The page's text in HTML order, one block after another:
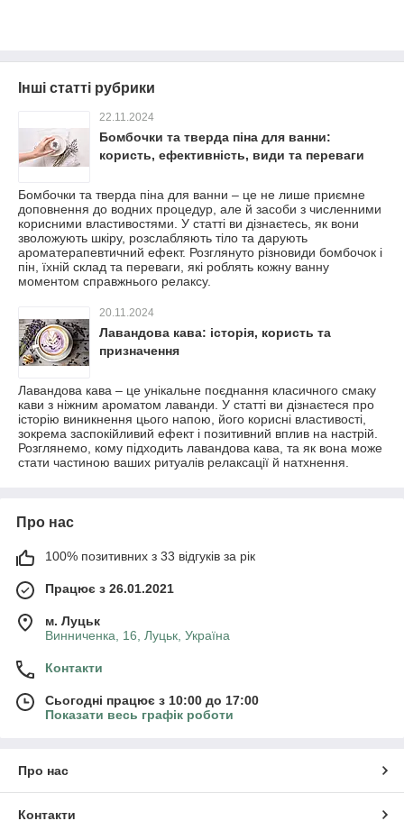
Інші статті рубрики
22.11.2024
Бомбочки та тверда піна для ванни:
користь, ефективність, види та переваги
Бомбочки та тверда піна для ванни – це не лише приємне
доповнення до водних процедур, але й засоби з численними
корисними властивостями. У статті ви дізнаєтесь, як вони
зволожують шкіру, розслабляють тіло та дарують
ароматерапевтичний ефект. Розглянуто різновиди бомбочок і
пін, їхній склад та переваги, які роблять кожну ванну
моментом справжнього релаксу.
20.11.2024
Лавандова кава: історія, користь та
призначення
Лавандова кава – це унікальне поєднання класичного смаку
кави з ніжним ароматом лаванди. У статті ви дізнаєтеся про
історію виникнення цього напою, його корисні властивості,
зокрема заспокійливий ефект і позитивний вплив на настрій.
Розглянемо, кому підходить лавандова кава, та як вона може
стати частиною ваших ритуалів релаксації й натхнення.
Про нас
100% позитивних з 33 відгуків за рік
Працює з 26.01.2021
м. Луцьк
Винниченка, 16, Луцьк, Україна
Контакти
Сьогодні працює з 10:00 до 17:00
Показати весь графік роботи
Про нас
Контакти